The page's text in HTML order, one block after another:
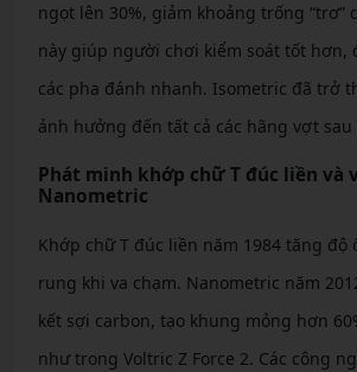
ngọt lên 30%, giảm khoảng trống “trơ”
này giúp người chơi kiểm soát tốt hơn,
các pha đánh nhanh. Isometric đã trở
ảnh hưởng đến tất cả các hãng vợt sau
Phát minh khớp chữ T đúc liền và
Nanometric
Khớp chữ T đúc liền năm 1984 tăng độ
rung khi va chạm. Nanometric năm
kết sợi carbon, tạo khung mỏng hơn
như trong Voltric Z Force 2. Các công